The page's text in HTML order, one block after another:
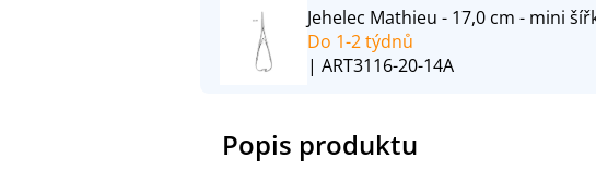
Popis produktu
Jehelec Mathieu - 17,0 cm - mini
Do 1-2 týdnů
| ART3116-20-14A